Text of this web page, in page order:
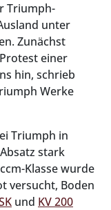
Triumph-
unter
Zunächst
einer
hin, schrieb
Werke
Triumph in
stark
Klasse wurde
versucht, Boden
und KV 200